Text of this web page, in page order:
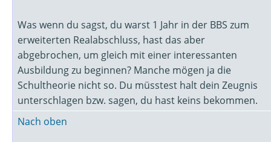
Was wenn du sagst, du warst 1 Jahr in der BBS zum
erweiterten Realabschluss, hast das aber
abgebrochen, um gleich mit einer interessanten
Ausbildung zu beginnen? Manche mögen ja die
Schultheorie nicht so. Du müsstest halt dein Zeugnis
unterschlagen bzw. sagen, du hast keins bekommen.
Nach oben